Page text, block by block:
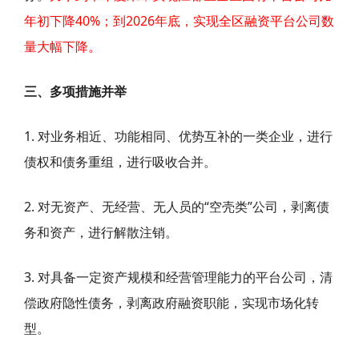
年初下降40%；到2026年底，实现全区融资平台公司数
量大幅下降。
三、多项措施并举
1. 对业务相近、功能相同、优势互补的一类企业，进行
债权和债务重组，进行吸收合并。
2. 对无资产、无经营、无人员的“空壳类”公司，剥离债
务和资产，进行解散注销。
3. 对具备一定资产规模和经营管理能力的平台公司，清
偿政府隐性债务，剥离政府融资职能，实现市场化转
型。